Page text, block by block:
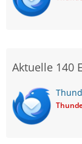
Aktuelle 140